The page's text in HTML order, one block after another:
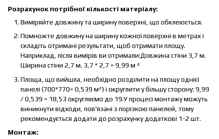
Розрахунок потрібної кількості матеріалу:
Виміряйте довжину та ширину поверхні, що обклеюється.
Помножте довжину на ширину кожної поверхні в метрах і
складіть отримані результати, щоб отримати площу.
Наприклад, після вимірів ви отримали:Довжина стіни 3,7 м.
Ширина стіни 2,7 м. 3,7 * 2,7 = 9,99 м ²
Площа, що вийшла, необхідно розділити на площу однієї
панелі (700*770= 0,539 м²) і округлити у більшу сторону: 9,99
/ 0,539 = 18,53 округляємо до 19.У процесі монтажу можуть
виникнути відходи, пов'язані з порізкою панелей, тому
рекомендується додати до розрахунку додаткові 1-2 шт.
Монтаж: